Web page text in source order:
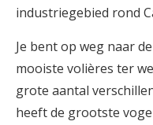
industriegebied rond
Je bent op weg naar de
mooiste volières ter
grote aantal
heeft de grootste